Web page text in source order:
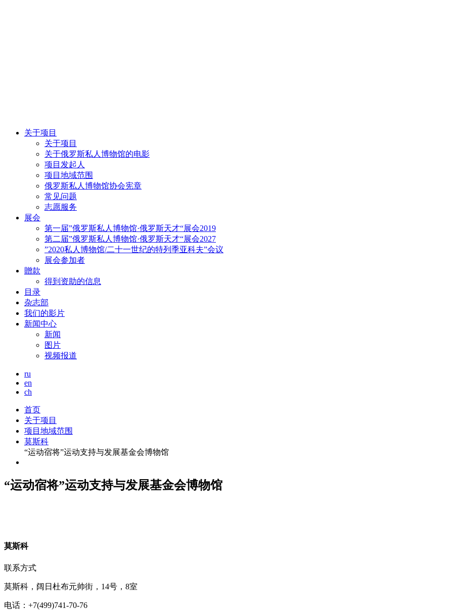
关于项目
关于项目
关于俄罗斯私人博物馆的电影
项目发起人
项目地域范围
俄罗斯私人博物馆协会宪章
常见问题
志愿服务
展会
第一届”俄罗斯私人博物馆·俄罗斯天才“展会2019
第二届”俄罗斯私人博物馆·俄罗斯天才“展会2027
”2020私人博物馆/二十一世纪的特列季亚科夫”会议
展会参加者
贈款
得到资助的信息
目录
杂志部
我们的影片
新闻中心
新闻
图片
视频报道
ru
en
ch
首页
关于项目
项目地域范围
莫斯科
“运动宿将”运动支持与发展基金会博物馆
“运动宿将”运动支持与发展基金会博物馆
莫斯科
联系方式
莫斯科，阔日杜布元帅街，14号，8室
电话：+7(499)741-70-76